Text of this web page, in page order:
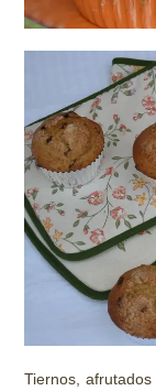
Tiernos,